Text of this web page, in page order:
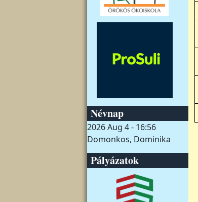
Névnap
2026 Aug 4 - 16:56
Domonkos, Dominika
Pályázatok